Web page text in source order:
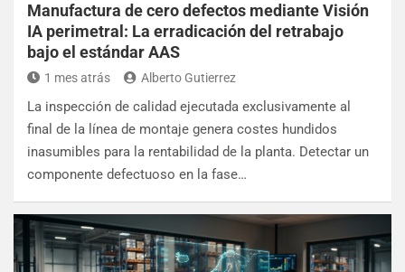
Manufactura de cero defectos mediante Visión
IA perimetral: La erradicación del retrabajo
bajo el estándar AAS
1 mes atrás Alberto Gutierrez
La inspección de calidad ejecutada exclusivamente al
final de la línea de montaje genera costes hundidos
inasumibles para la rentabilidad de la planta. Detectar un
componente defectuoso en la fase…